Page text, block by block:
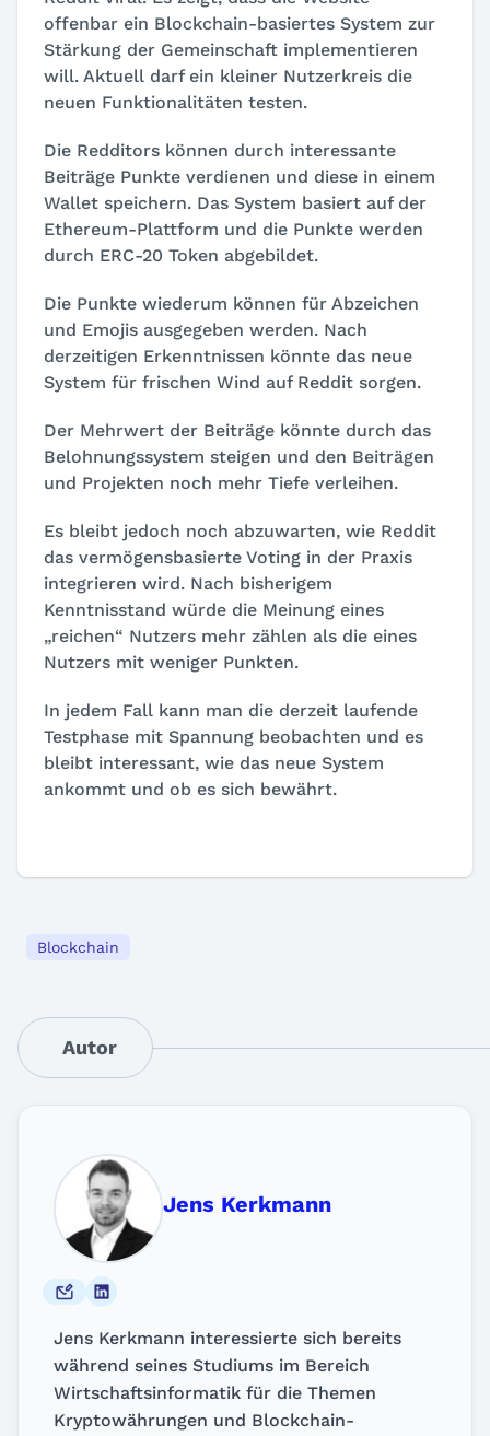
offenbar ein Blockchain-basiertes System zur
Stärkung der Gemeinschaft implementieren
will. Aktuell darf ein kleiner Nutzerkreis die
neuen Funktionalitäten testen.
Die Redditors können durch interessante
Beiträge Punkte verdienen und diese in einem
Wallet speichern. Das System basiert auf der
Ethereum-Plattform und die Punkte werden
durch ERC-20 Token abgebildet.
Die Punkte wiederum können für Abzeichen
und Emojis ausgegeben werden. Nach
derzeitigen Erkenntnissen könnte das neue
System für frischen Wind auf Reddit sorgen.
Der Mehrwert der Beiträge könnte durch das
Belohnungssystem steigen und den Beiträgen
und Projekten noch mehr Tiefe verleihen.
Es bleibt jedoch noch abzuwarten, wie Reddit
das vermögensbasierte Voting in der Praxis
integrieren wird. Nach bisherigem
Kenntnisstand würde die Meinung eines
„reichen“ Nutzers mehr zählen als die eines
Nutzers mit weniger Punkten.
In jedem Fall kann man die derzeit laufende
Testphase mit Spannung beobachten und es
bleibt interessant, wie das neue System
ankommt und ob es sich bewährt.
Blockchain
Autor
Jens Kerkmann
Jens Kerkmann interessierte sich bereits
während seines Studiums im Bereich
Wirtschaftsinformatik für die Themen
Kryptowährungen und Blockchain-